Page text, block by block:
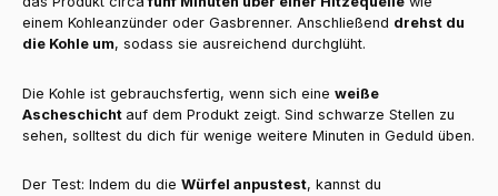
einem Kohleanzünder oder Gasbrenner. Anschließend drehst du
die Kohle um, sodass sie ausreichend durchglüht.
Die Kohle ist gebrauchsfertig, wenn sich eine weiße
Ascheschicht auf dem Produkt zeigt. Sind schwarze Stellen zu
sehen, solltest du dich für wenige weitere Minuten in Geduld üben.
Der Test: Indem du die Würfel anpustest, kannst du